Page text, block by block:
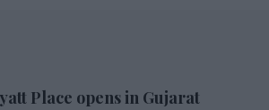
Place opens in Gujarat